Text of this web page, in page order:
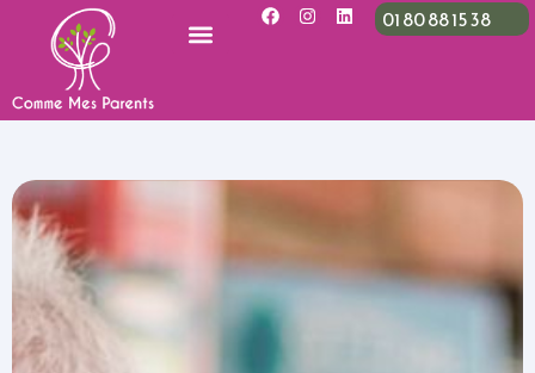
01 80 88 15 38